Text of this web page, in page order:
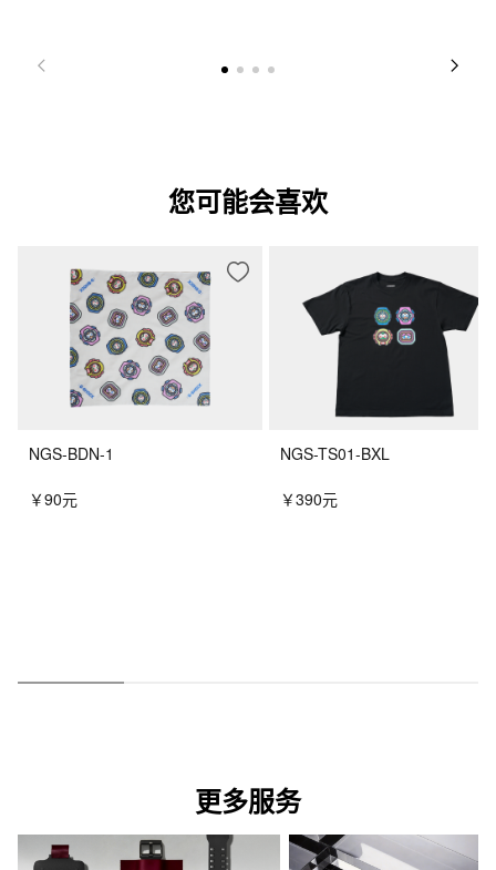
您可能会喜欢
NGS-BDN-1
￥90元
NGS-TS01-BXL
￥390元
更多服务